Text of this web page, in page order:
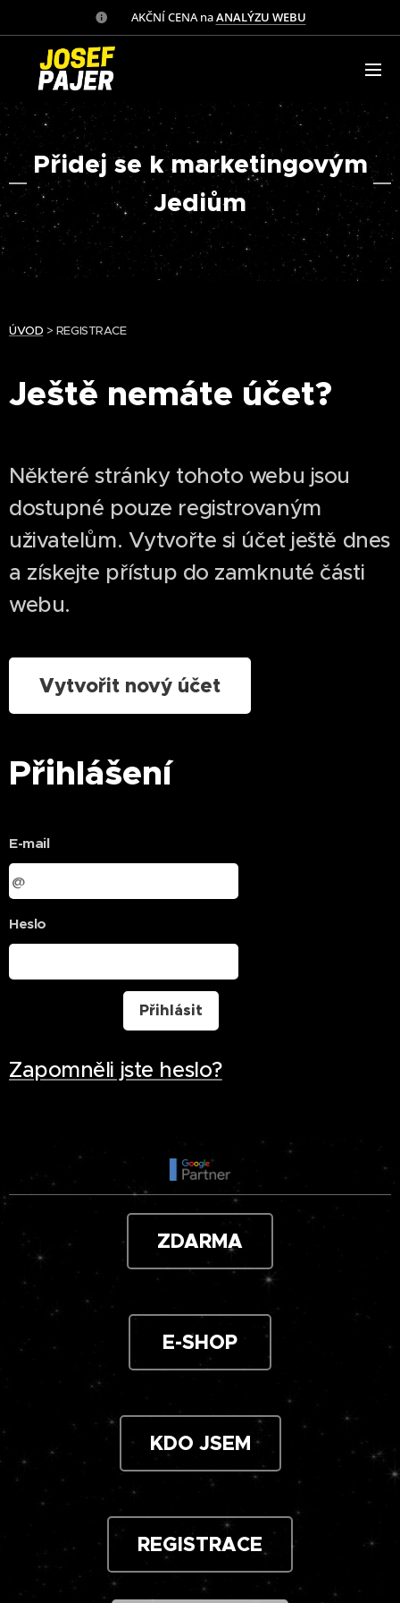
✅ AKČNÍ CENA naANALÝZU WEBU
Přidej se k marketingovým
Jediům
ÚVOD > REGISTRACE
Ještě nemáte účet?
Některé stránky tohoto webu jsou
dostupné pouze registrovaným
uživatelům. Vytvořte si účet ještě dnes
a získejte přístup do zamknuté části
webu.
Vytvořit nový účet
Přihlášení
E-mail
Heslo
Přihlásit
Zapomněli jste heslo?
ZDARMA
E-SHOP
KDO JSEM
REGISTRACE